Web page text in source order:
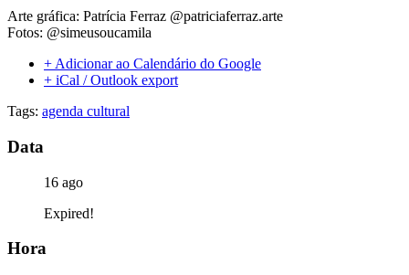
Arte gráfica: Patrícia Ferraz @patriciaferraz.arte
Fotos: @simeusoucamila
+ Adicionar ao Calendário do Google
+ iCal / Outlook export
Tags: agenda cultural
Data
16 ago
Expired!
Hora